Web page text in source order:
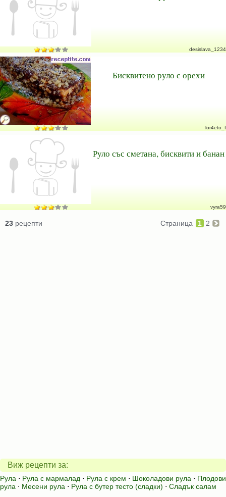
desislava_1234
Бисквитено руло с орехи
lor4eto_f
Руло със сметана, бисквити и банан
vyra59
23 рецепти Страница 1 2
Виж рецепти за:
Рула ⋅ Рула с мармалад ⋅ Рула с крем ⋅ Шоколадови рула ⋅ Плодови
рула ⋅ Месени рула ⋅ Рула с бутер тесто (сладки) ⋅ Сладък салам